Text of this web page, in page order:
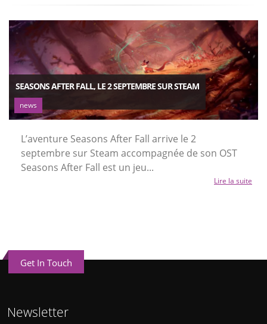
SEASONS AFTER FALL, LE 2 SEPTEMBRE SUR STEAM
news
L’aventure Seasons After Fall arrive le 2
septembre sur Steam accompagnée de son OST
Seasons After Fall est un jeu...
Lire la suite
Get In Touch
Newsletter